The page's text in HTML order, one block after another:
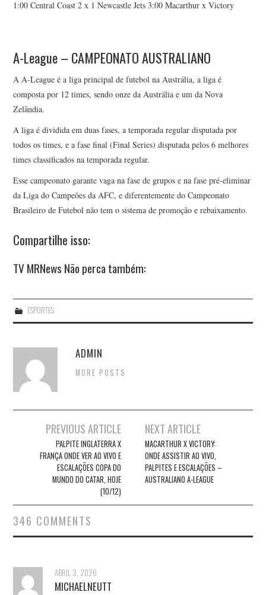
1:00 Central Coast 2 x 1 Newcastle Jets 3:00 Macarthur x Victory
A-League – CAMPEONATO AUSTRALIANO
A A-League é a liga principal de futebol na Austrália, a liga é
composta por 12 times, sendo onze da Austrália e um da Nova
Zelândia.
A liga é dividida em duas fases, a temporada regular disputada por
todos os times, e a fase final (Final Series) disputada pelos 6 melhores
times classificados na temporada regular.
Esse campeonato garante vaga na fase de grupos e na fase pré-eliminar
da Liga do Campeões da AFC, e diferentemente do Campeonato
Brasileiro de Futebol não tem o sistema de promoção e rebaixamento.
Compartilhe isso:
TV MRNews Não perca também:
ESPORTES
ADMIN
MORE POSTS
navigation
PREVIOUS ARTICLE
PALPITE INGLATERRA X
FRANÇA ONDE VER AO VIVO E
ESCALAÇÕES COPA DO
MUNDO DO CATAR, HOJE
(10/12)
NEXT ARTICLE
MACARTHUR X VICTORY:
ONDE ASSISTIR AO VIVO,
PALPITES E ESCALAÇÕES –
AUSTRALIANO A-LEAGUE
346 COMMENTS
ABRIL 3, 2026
MICHAELNEUTT